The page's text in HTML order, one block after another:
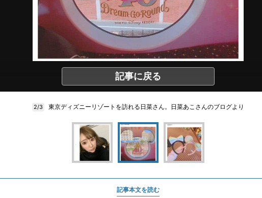
記事に戻る
2/3 東京ディズニーリゾートを訪れる日菜さん。日菜あこさんのブログより
記事本文を読む